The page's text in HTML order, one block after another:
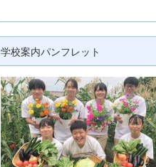
学校案内パンフレット